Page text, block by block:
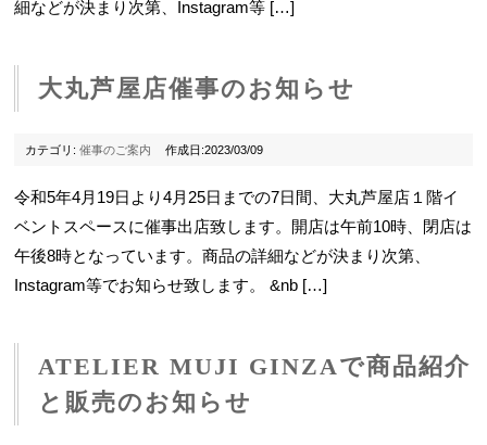
細などが決まり次第、Instagram等 […]
大丸芦屋店催事のお知らせ
カテゴリ:催事のご案内 作成日:2023/03/09
令和5年4月19日より4月25日までの7日間、大丸芦屋店１階イ
ベントスペースに催事出店致します。開店は午前10時、閉店は
午後8時となっています。商品の詳細などが決まり次第、
Instagram等でお知らせ致します。 &nb […]
ATELIER MUJI GINZAで商品紹介
と販売のお知らせ